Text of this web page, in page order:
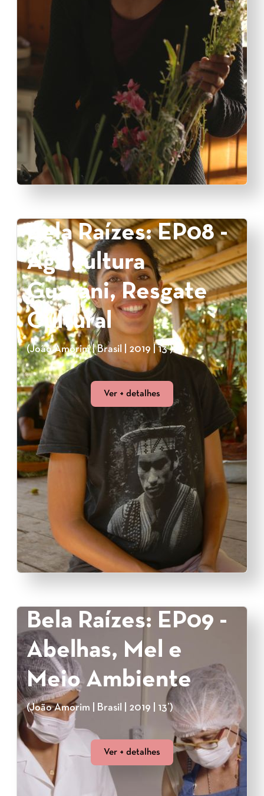
Bela Raízes: EP08 -
Agricultura
Guarani, Resgate
Cultural
(João Amorim | Brasil | 2019 | 13’)
Ver + detalhes
Bela Raízes: EP09 -
Abelhas, Mel e
Meio Ambiente
(João Amorim | Brasil | 2019 | 13’)
Ver + detalhes